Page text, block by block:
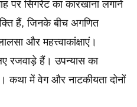
पर सिगरेट का कारखाना लगाने
हैं, जिनके बीच अगणित
और महत्त्वाकांक्षाएं।
रजवाड़े हैं। उपन्यास का
कथा में वेग और नाटकीयता दोनों